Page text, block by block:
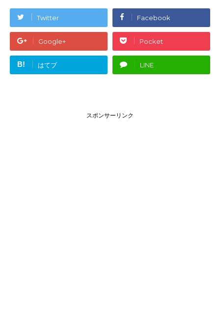
Twitter Facebook
Google+ Pocket
B! はてブ LINE
スポンサーリンク